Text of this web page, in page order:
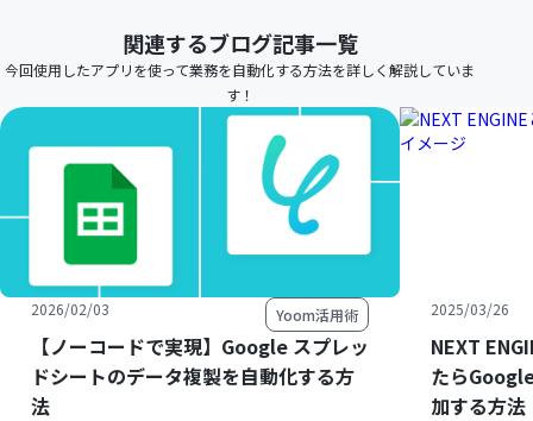
関連するブログ記事一覧
今回使用したアプリを使って業務を自動化する方法を詳しく解説していま
す！
2026/02/03 Yoom活用術
【ノーコードで実現】Google スプレッ
ドシートのデータ複製を自動化する方
法
2025/03/26
NEXT
たら
加する方法